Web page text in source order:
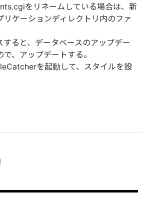
をリネームしている場合は、新
リケーションディレクトリ内のファ
すると、データベースのアップデー
、アップデートする。
を起動して、スタイルを設